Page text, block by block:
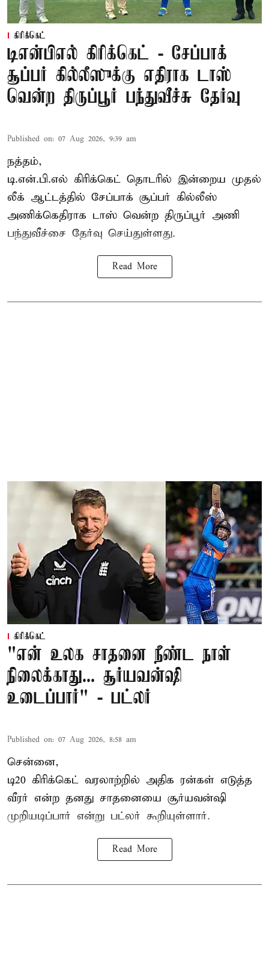
கிரிக்கெட்
டிஎன்பிஎல் கிரிக்கெட் - சேப்பாக்
சூப்பர் கில்லீஸுக்கு எதிராக டாஸ்
வென்ற திருப்பூர் பந்துவீச்சு தேர்வு
Published on: 07 Aug 2026, 9:39 am
நத்தம்,
டி.என்.பி.எல் கிரிக்கெட் தொடரில் இன்றைய முதல்
லீக் ஆட்டத்தில் சேப்பாக் சூப்பர் கில்லீஸ்
அணிக்கெதிராக டாஸ் வென்ற திருப்பூர் அணி
பந்துவீச்சை தேர்வு செய்துள்ளது.
Read More
கிரிக்கெட்
"என் உலக சாதனை நீண்ட நாள்
நிலைக்காது... சூர்யவன்ஷி
உடைப்பார்" - பட்லர்
Published on: 07 Aug 2026, 8:58 am
சென்னை,
டி20 கிரிக்கெட் வரலாற்றில் அதிக ரன்கள் எடுத்த
வீரர் என்ற தனது சாதனையை சூர்யவன்ஷி
முறியடிப்பார் என்று பட்லர் கூறியுள்ளார்.
Read More